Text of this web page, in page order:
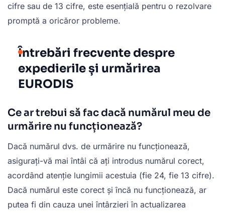
cifre sau de 13 cifre, este esențială pentru o rezolvare
promptă a oricăror probleme.
Întrebări frecvente despre
expedierile și urmărirea
EURODIS
Ce ar trebui să fac dacă numărul meu de
urmărire nu funcționează?
Dacă numărul dvs. de urmărire nu funcționează,
asigurați-vă mai întâi că ați introdus numărul corect,
acordând atenție lungimii acestuia (fie 24, fie 13 cifre).
Dacă numărul este corect și încă nu funcționează, ar
putea fi din cauza unei întârzieri în actualizarea